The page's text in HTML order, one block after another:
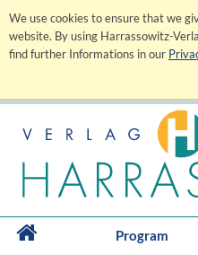
We use cookies to ensure that we
website. By using Harrassowitz-
find further Informations in our
Program